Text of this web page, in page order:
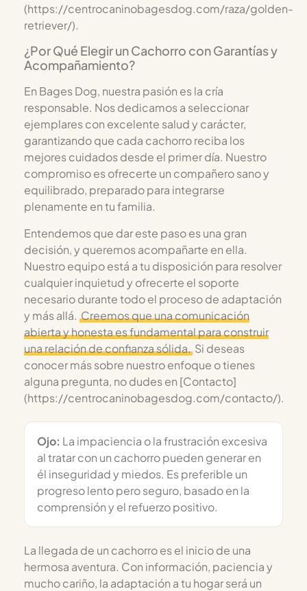
(https://centrocaninobagesdog.com/raza/golden-
retriever/).
¿Por Qué Elegir un Cachorro con Garantías y
Acompañamiento?
En Bages Dog, nuestra pasión es la cría
responsable. Nos dedicamos a seleccionar
ejemplares con excelente salud y carácter,
garantizando que cada cachorro reciba los
mejores cuidados desde el primer día. Nuestro
compromiso es ofrecerte un compañero sano y
equilibrado, preparado para integrarse
plenamente en tu familia.
Entendemos que dar este paso es una gran
decisión, y queremos acompañarte en ella.
Nuestro equipo está a tu disposición para resolver
cualquier inquietud y ofrecerte el soporte
necesario durante todo el proceso de adaptación
y más allá. Creemos que una comunicación
abierta y honesta es fundamental para construir
una relación de confianza sólida.Si deseas
conocer más sobre nuestro enfoque o tienes
alguna pregunta, no dudes en [Contacto]
(https://centrocaninobagesdog.com/contacto/).
Ojo: La impaciencia o la frustración excesiva
al tratar con un cachorro pueden generar en
él inseguridad y miedos. Es preferible un
progreso lento pero seguro, basado en la
comprensión y el refuerzo positivo.
La llegada de un cachorro es el inicio de una
hermosa aventura. Con información, paciencia y
mucho cariño, la adaptación a tu hogar será un